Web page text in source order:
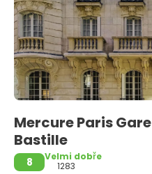
Mercure Paris
Bastille
8
Velmi dobře
1283